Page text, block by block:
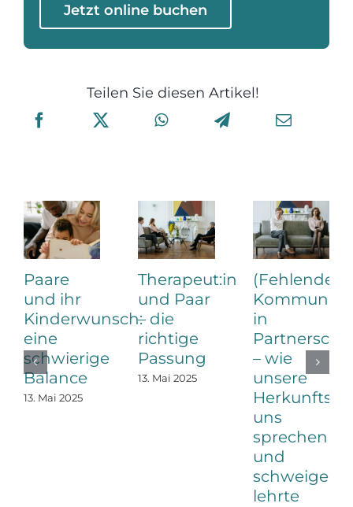
Jetzt online buchen
Teilen Sie diesen Artikel!
Paare
und ihr
Kinderwunsch:
eine
schwierige
Balance
13. Mai 2025
Therapeut:in
und Paar
– die
richtige
Passung
13. Mai 2025
(Fehlende)
in
– wie
unsere
uns
sprechen
und
schweigen
lehrte